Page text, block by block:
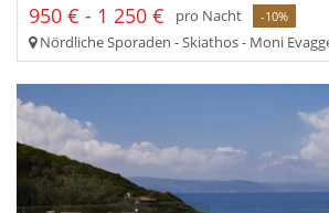
950 € - 1 250 € pro Nacht -10%
Nördliche Sporaden - Skiathos - Moni